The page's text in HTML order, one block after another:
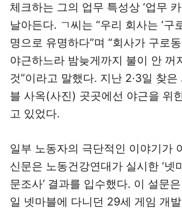
체크하는 그의 업무 특성상 ‘업무
날아든다. ㄱ씨는 “우리 회사는 ‘구
명으로 유명하다”며 “회사가 구로
야근하느라 밤늦게까지 불이 안 꺼
것”이라고 말했다. 지난 2·3일 찾
블 사옥(사진) 곳곳에선 야근을 위
고 있었다.
일부 노동자의 극단적인 이야기가
신문은 노동건강연대가 실시한 ‘넷
문조사’ 결과를 입수했다. 이 설문
일 넷마블에 다니던 29세 게임 개